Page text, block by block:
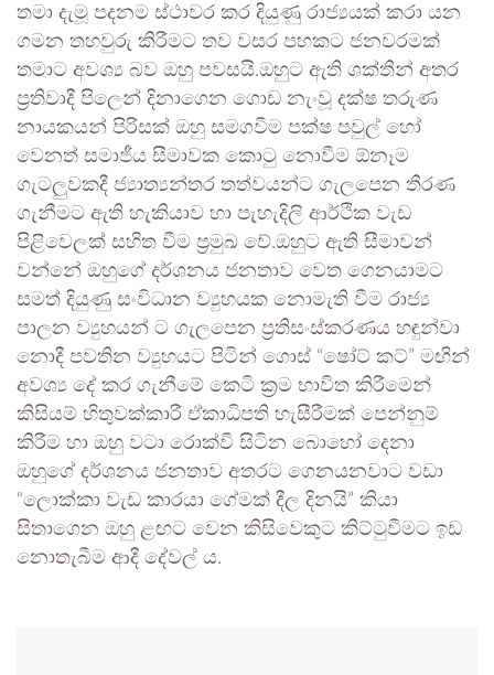
තමා දැමූ පදනම ස්ථාවර කර දියුණු රාජ්‍යයක් කරා යන
ගමන තහවුරු කිරීමට තව වසර පහකට ජනවරමක්
තමාට අවශ්‍ය බව ඔහු පවසයි.ඔහුට ඇති ශක්තීන් අතර
ප්‍රතිවාදී පිලෙන් දිනාගෙන ගොඩ නැංවූ දක්ෂ තරුණ
නායකයන් පිරිසක් ඔහු සමගවීම පක්ෂ පවුල් හෝ
වෙනත් සමාජීය සීමාවක කොටු නොවීම ඕනෑම
ගැටලුවකදී ජ්‍යාත්‍යන්තර තත්වයන්ට ගැලපෙන තීරණ
ගැනීමට ඇති හැකියාව හා පැහැදිලි ආර්ථික වැඩ
පිළිවෙලක් සහිත වීම ප්‍රමුඛ වේ.ඔහුට ඇති සීමාවන්
වන්නේ ඔහුගේ දර්ශනය ජනතාව වෙත ගෙනයාමට
සමත් දියුණු සංවිධාන ව්‍යුහයක නොමැති වීම රාජ්‍ය
පාලන ව්‍යුහයන් ට ගැලපෙන ප්‍රතිසංස්කරණය හඳුන්වා
නොදී පවතින ව්‍යුහයට පිටින් ගොස් “ෂෝට් කට්” මඟින්
අවශ්‍ය දේ කර ගැනීමේ කෙටි ක්‍රම භාවිත කිරීමෙන්
කිසියම් හිතුවක්කාරී ඒකාධිපති හැසීරීමක් පෙන්නුම්
කිරීම හා ඔහු වටා රොක්වී සිටින බොහෝ දෙනා
ඔහුගේ දර්ශනය ජනතාව අතරට ගෙනයනවාට වඩා
“ලොක්කා වැඩ කාරයා ගේමක් දීල දිනයි” කියා
සිතාගෙන ඔහු ළඟට වෙන කිසිවෙකුට කිට්ටුවීමට ඉඩ
නොතැබීම ආදී දේවල් ය.